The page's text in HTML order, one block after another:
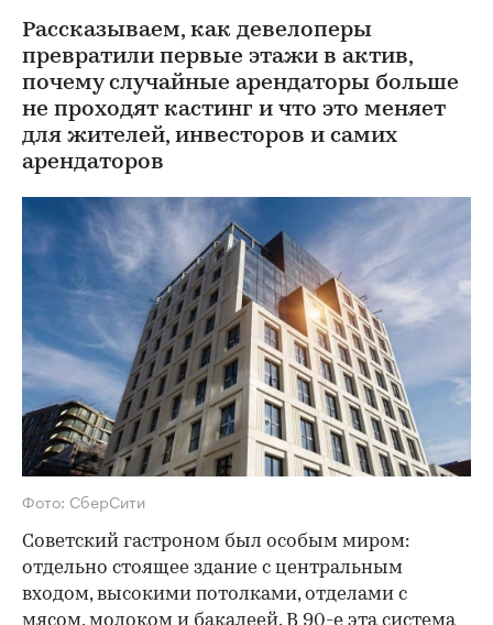
Рассказываем, как девелоперы
превратили первые этажи в актив,
почему случайные арендаторы больше
не проходят кастинг и что это меняет
для жителей, инвесторов и самих
арендаторов
Фото: СберСити
Советский гастроном был особым миром:
отдельно стоящее здание с центральным
входом, высокими потолками, отделами с